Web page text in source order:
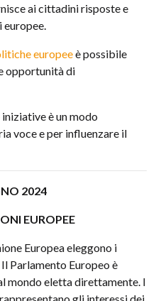
ai cittadini risposte e
europee.
europeeè possibile
opportunità di
è un modo
voce e per influenzare il
2024
EUROPEE
Europea eleggono i
Il Parlamento Europeo è
mondo eletta direttamente. I